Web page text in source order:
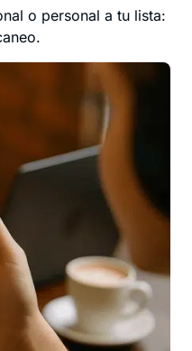
o personal a tu lista: